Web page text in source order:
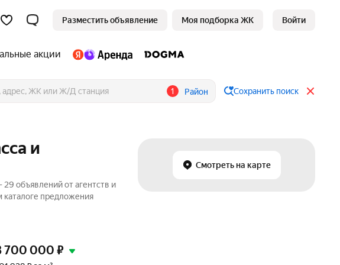
Разместить объявление Моя подборка ЖК Войти
акции
1 Район Сохранить поиск
Смотреть на карте
и
объявлений от агентств и
предложения
700 000 ₽